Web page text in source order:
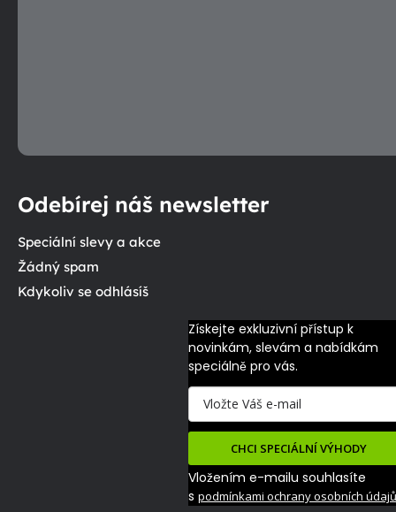
Odebírej náš newsletter
Speciální slevy a akce
Žádný spam
Kdykoliv se odhlásíš
Získejte exkluzivní přístup k
novinkám, slevám a nabídkám
speciálně pro vás.
CHCI SPECIÁLNÍ VÝHODY
Vložením e-mailu souhlasíte
s podmínkami ochrany osobních údajů